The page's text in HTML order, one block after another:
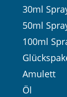
30ml
50ml
100ml
Amulett
Öl